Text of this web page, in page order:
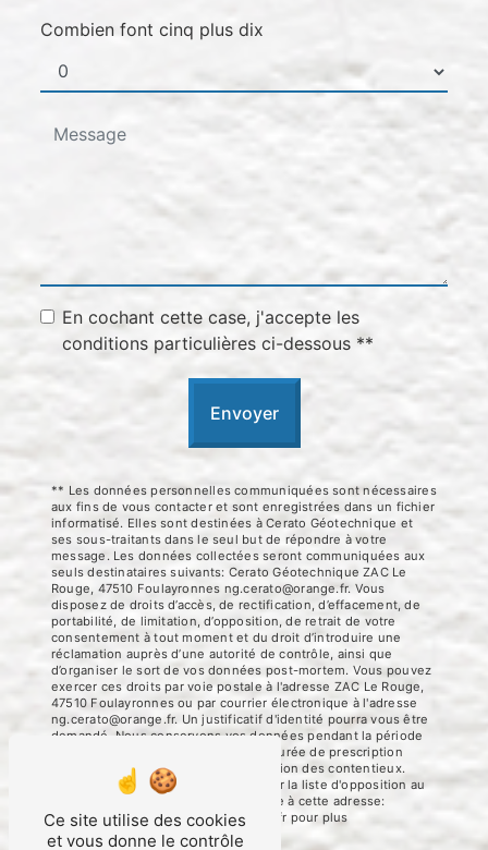
Combien font cinq plus dix
En cochant cette case, j'accepte les
conditions particulières ci-dessous **
Envoyer
** Les données personnelles communiquées sont nécessaires
aux fins de vous contacter et sont enregistrées dans un fichier
informatisé. Elles sont destinées à Cerato Géotechnique et
ses sous-traitants dans le seul but de répondre à votre
message. Les données collectées seront communiquées aux
seuls destinataires suivants: Cerato Géotechnique ZAC Le
Rouge, 47510 Foulayronnes ng.cerato@orange.fr. Vous
disposez de droits d’accès, de rectification, d’effacement, de
portabilité, de limitation, d’opposition, de retrait de votre
consentement à tout moment et du droit d’introduire une
réclamation auprès d’une autorité de contrôle, ainsi que
d’organiser le sort de vos données post-mortem. Vous pouvez
exercer ces droits par voie postale à l'adresse ZAC Le Rouge,
47510 Foulayronnes ou par courrier électronique à l'adresse
ng.cerato@orange.fr. Un justificatif d'identité pourra vous être
demandé. Nous conservons vos données pendant la période
de prise de contact puis pendant la durée de prescription
légale aux fins probatoires et de gestion des contentieux.
Vous avez le droit de vous inscrire sur la liste d'opposition au
démarchage téléphonique, disponible à cette adresse:
Bloctel.gouv.fr. Consultez le site cnil.fr pour plus
d’informations sur vos droits.
Ce site utilise des cookies
et vous donne le contrôle